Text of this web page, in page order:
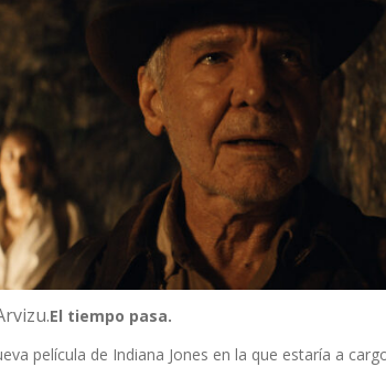
El tiempo pasa.
película de Indiana Jones en la que estaría a